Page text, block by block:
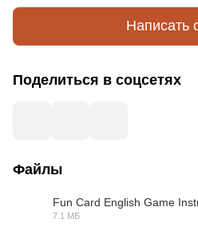
Написать
Поделиться в соцсетях
Файлы
Fun Card English Game
7.1 МБ